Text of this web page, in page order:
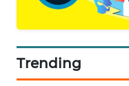
Trending
NEWS
KRT
NEWS